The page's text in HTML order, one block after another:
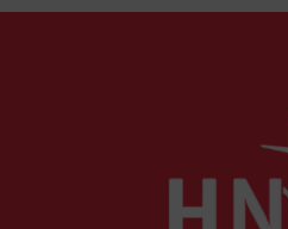
lit l'équilibre singulier